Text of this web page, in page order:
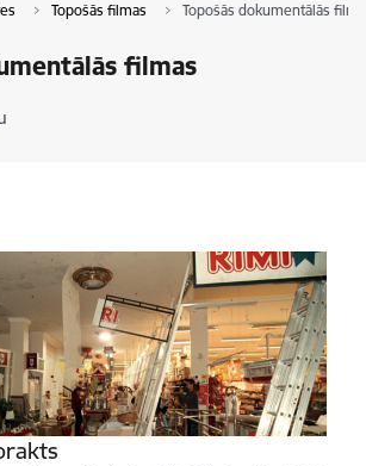
Topošās filmas Topošās dokumentālās
filmas